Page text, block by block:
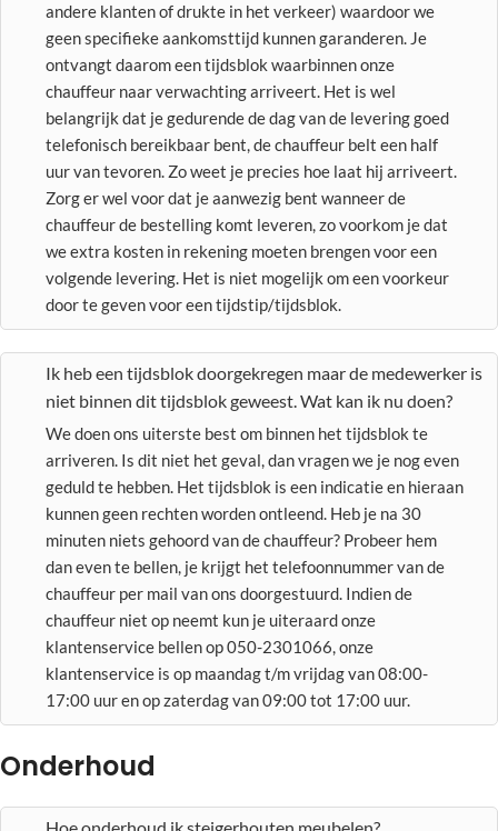
andere klanten of drukte in het verkeer) waardoor we
geen specifieke aankomsttijd kunnen garanderen. Je
ontvangt daarom een tijdsblok waarbinnen onze
chauffeur naar verwachting arriveert. Het is wel
belangrijk dat je gedurende de dag van de levering goed
telefonisch bereikbaar bent, de chauffeur belt een half
uur van tevoren. Zo weet je precies hoe laat hij arriveert.
Zorg er wel voor dat je aanwezig bent wanneer de
chauffeur de bestelling komt leveren, zo voorkom je dat
we extra kosten in rekening moeten brengen voor een
volgende levering. Het is niet mogelijk om een voorkeur
door te geven voor een tijdstip/tijdsblok.
Ik heb een tijdsblok doorgekregen maar de medewerker is
niet binnen dit tijdsblok geweest. Wat kan ik nu doen?
We doen ons uiterste best om binnen het tijdsblok te
arriveren. Is dit niet het geval, dan vragen we je nog even
geduld te hebben. Het tijdsblok is een indicatie en hieraan
kunnen geen rechten worden ontleend. Heb je na 30
minuten niets gehoord van de chauffeur? Probeer hem
dan even te bellen, je krijgt het telefoonnummer van de
chauffeur per mail van ons doorgestuurd. Indien de
chauffeur niet op neemt kun je uiteraard onze
klantenservice bellen op 050-2301066, onze
klantenservice is op maandag t/m vrijdag van 08:00-
17:00 uur en op zaterdag van 09:00 tot 17:00 uur.
Onderhoud